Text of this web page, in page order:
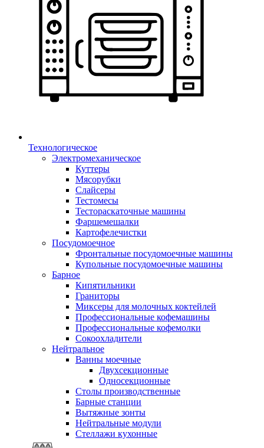
Технологическое
Электромеханическое
Куттеры
Мясорубки
Слайсеры
Тестомесы
Тестораскаточные машины
Фаршемешалки
Картофелечистки
Посудомоечное
Фронтальные посудомоечные машины
Купольные посудомоечные машины
Барное
Кипятильники
Граниторы
Миксеры для молочных коктейлей
Профессиональные кофемашины
Профессиональные кофемолки
Сокоохладители
Нейтральное
Ванны моечные
Двухсекционные
Односекционные
Столы производственные
Барные станции
Вытяжные зонты
Нейтральные модули
Стеллажи кухонные